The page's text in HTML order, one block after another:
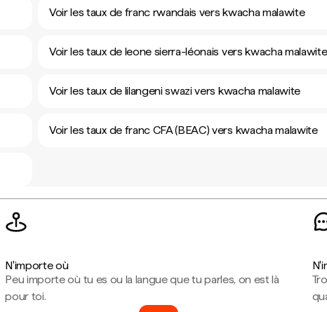
Voir les taux de franc rwandais vers kwacha malawite
Voir les taux de leone sierra-léonais vers kwacha malawite
Voir les taux de lilangeni swazi vers kwacha malawite
Voir les taux de franc CFA (BEAC) vers kwacha malawite
N'importe où
Peu importe où tu es ou la langue que tu parles, on est là
pour toi.